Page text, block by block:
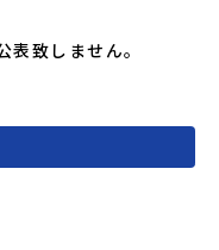
致しません。